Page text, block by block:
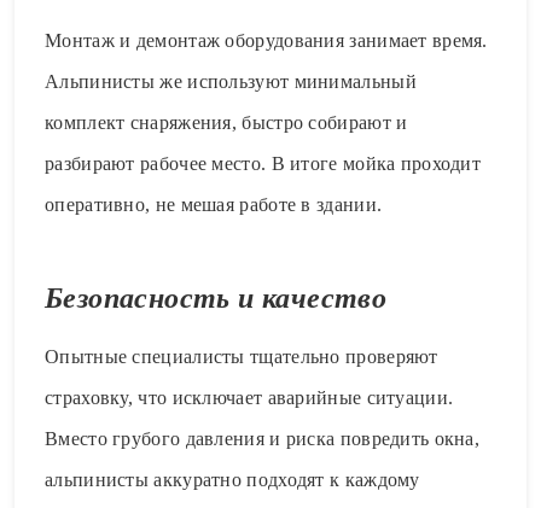
Монтаж и демонтаж оборудования занимает время.
Альпинисты же используют минимальный
комплект снаряжения, быстро собирают и
разбирают рабочее место. В итоге мойка проходит
оперативно, не мешая работе в здании.
Безопасность и качество
Опытные специалисты тщательно проверяют
страховку, что исключает аварийные ситуации.
Вместо грубого давления и риска повредить окна,
альпинисты аккуратно подходят к каждому